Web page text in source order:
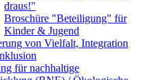
draus!"
Broschüre "Beteiligung" für
Kinder & Jugend
von Vielfalt, Integration
für nachhaltige